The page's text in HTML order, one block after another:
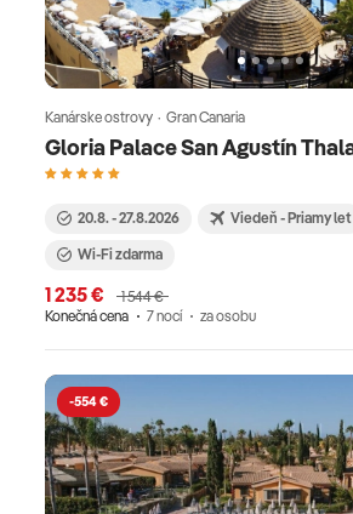
Gloria Palace San Agustín
Kanárske ostrovy · Gran Canaria
20.8. - 27.8.2026 Viedeň - Priamy let
Wi-Fi zdarma
1 235 €
1 544 €
Konečná cena
7 nocí za osobu
-554 €